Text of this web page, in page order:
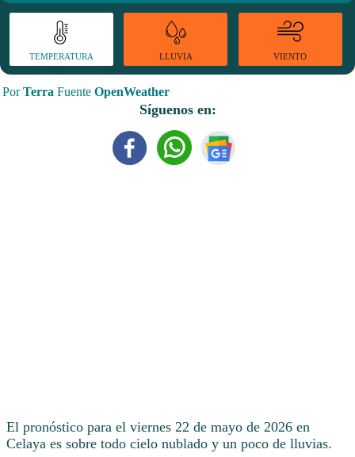
TEMPERATURA LLUVIA VIENTO
PorTerra Fuente OpenWeather
Síguenos en:
El pronóstico para el viernes 22 de mayo de 2026 en
Celaya es sobre todo cielo nublado y un poco de lluvias.